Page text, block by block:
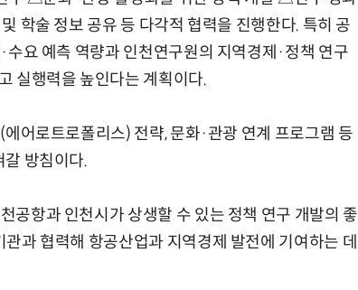
학술 정보 공유 등 다각적 협력을 진행한다. 특히 공
요 예측 역량과 인천연구원의 지역경제·정책 연구
실행력을 높인다는 계획이다.
어로트로폴리스) 전략, 문화·관광 연계 프로그램 등
방침이다.
공항과 인천시가 상생할 수 있는 정책 연구 개발의 좋
과 협력해 항공산업과 지역경제 발전에 기여하는 데